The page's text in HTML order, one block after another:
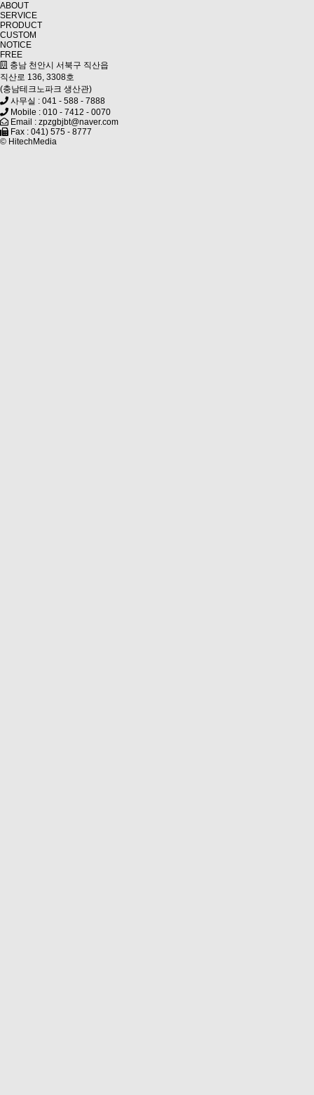
ABOUT
SERVICE
PRODUCT
CUSTOM
NOTICE
FREE
충남 천안시 서북구 직산읍
직산로 136, 3308호
(충남테크노파크 생산관)
사무실 : 041 - 588 - 7888
Mobile : 010 - 7412 - 0070
Email : zpzgbjbt@naver.com
Fax : 041) 575 - 8777
© HitechMedia